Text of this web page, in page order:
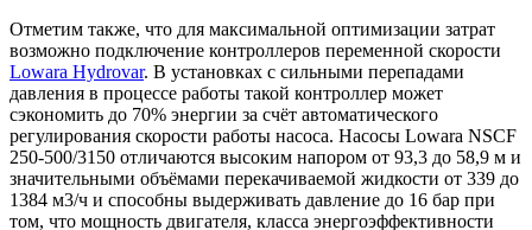
Отметим также, что для максимальной оптимизации затрат
возможно подключение контроллеров переменной скорости
Lowara Hydrovar. В установках с сильными перепадами
давления в процессе работы такой контроллер может
сэкономить до 70% энергии за счёт автоматического
регулирования скорости работы насоса. Насосы Lowara NSCF
250-500/3150 отличаются высоким напором от 93,3 до 58,9 м и
значительными объёмами перекачиваемой жидкости от 339 до
1384 м3/ч и способны выдерживать давление до 16 бар при
том, что мощность двигателя, класса энергоэффективности